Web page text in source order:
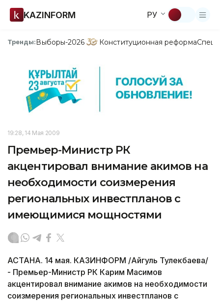
KAZINFORM РУ
Тренды:Выборы-2026 Конституционная реформа
19:28, 14 Мая 2009
Премьер-Министр РК
акцентировал внимание акимов на
необходимости соизмерения
региональных инвестпланов с
имеющимися мощностями
АСТАНА. 14 мая. КАЗИНФОРМ /Айгуль Тулекбаева/
- Премьер-Министр РК Карим Масимов
акцентировал внимание акимов на необходимости
соизмерения региональных инвестпланов с